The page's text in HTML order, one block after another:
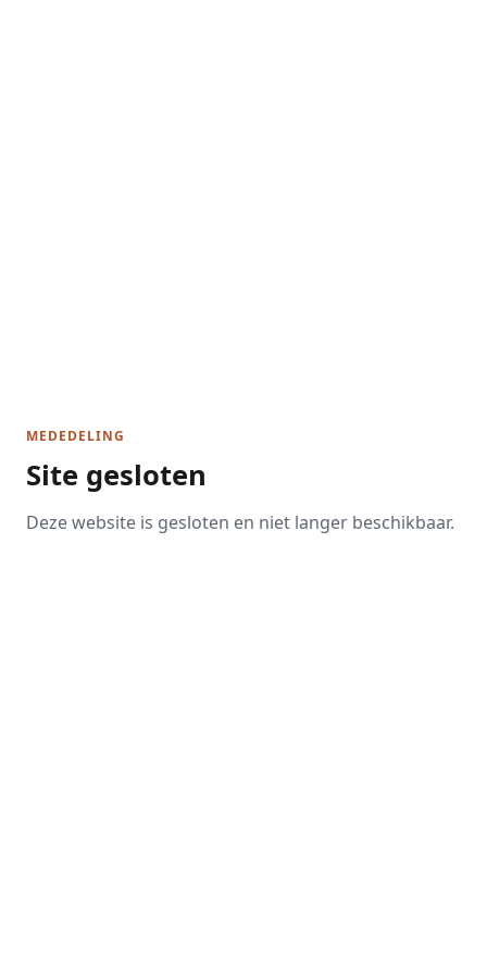
MEDEDELING
Site gesloten
Deze website is gesloten en niet langer beschikbaar.